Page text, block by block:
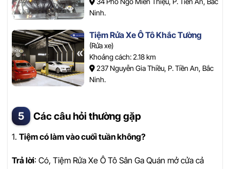
Ninh.
Tiệm Rửa Xe Ô Tô Khắc Tường
(Rửa xe)
Khoảng cách: 2.18 km
237 Nguyễn Gia Thiều, P. Tiền An, Bắc
Ninh.
Các câu hỏi thường gặp
1. Tiệm có làm vào cuối tuần không?
Trả lời: Có, Tiệm Rửa Xe Ô Tô Sân Ga Quán mở cửa cả